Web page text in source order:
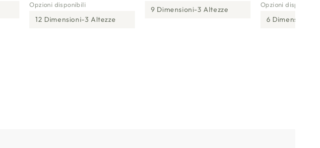
Opzioni disponibili
12 Dimensioni 3 Altezze
9 Dimensioni 3 Altezze
Opzioni disponibili
6 Dimensioni